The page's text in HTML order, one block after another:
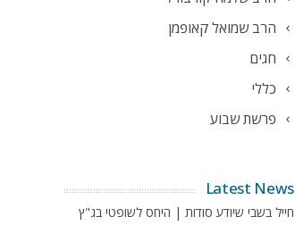
הרב שמואל קאופמן
חגים
כללי
פרשת שבוע
Latest News
חייל בשבי שיודע סודות | היחס לשופטי בג"ץ